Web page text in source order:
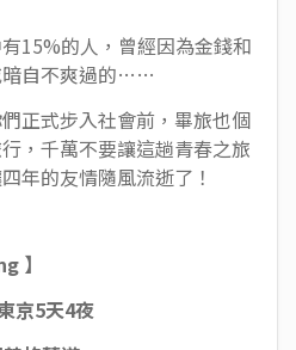
15%的人，曾經因為金錢和
暗自不爽過的……
正式步入社會前，畢旅也個
，千萬不要讓這趟青春之旅
年的友情隨風流逝了！
】
京5天4夜